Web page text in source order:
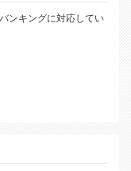
ンキングに対応してい